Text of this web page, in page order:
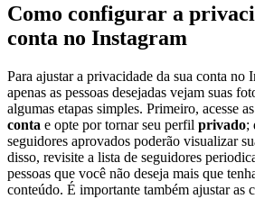
Como configurar ⁢a
conta no Instagram
Para ajustar a privacidade da sua conta no
‌apenas as⁢ pessoas‍ desejadas vejam suas
algumas etapas simples. ⁢Primeiro, acesse as
conta e opte por tornar seu perfil privado;
seguidores aprovados‍ poderão visualizar
disso, revisite a⁤ lista de seguidores
pessoas⁣ que⁤ você não⁤ deseja‌ mais que
conteúdo. ⁣É importante também ajustar ​as